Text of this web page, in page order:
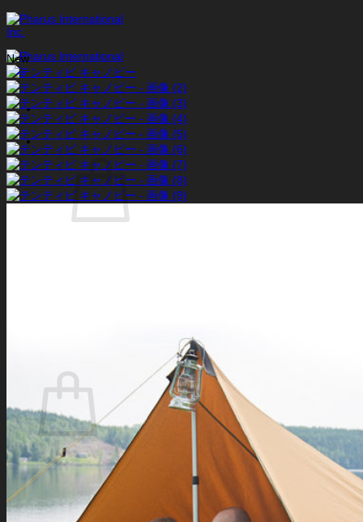
Skip
to
content
お買い物カゴに商品がありません。
ショップに戻る
New